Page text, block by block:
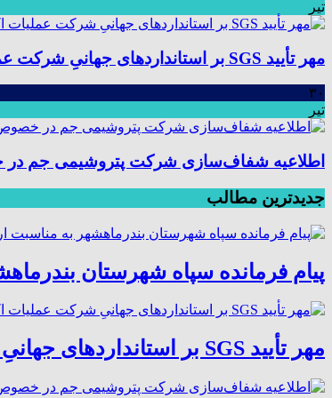
تیر
مهر تأیید SGS بر استانداردهای جهانیِ شرکت عملیات اکتشاف نفت؛ موفقیت در ممیزی سیستم مدیریت یکپارچه
۳۰
تیر
اطلاعیه شفاف‌سازی شرکت پتروشیمی جم در
جدیدترین مطالب
پیام فرمانده سپاه شهرستان
مهر تأیید SGS بر استانداردهای جهانیِ شرکت عملیات اکتشاف نفت؛ موفقیت در ممیزی سیستم مدیریت یکپارچه